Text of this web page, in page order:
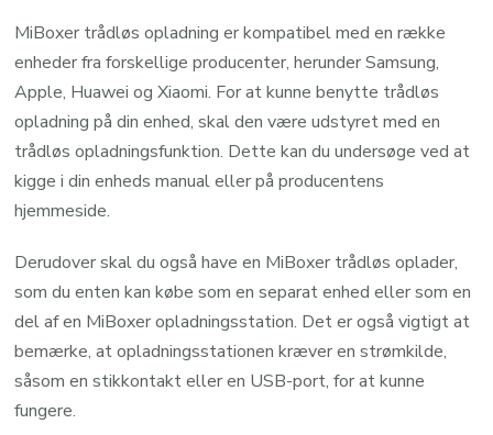
MiBoxer trådløs opladning er kompatibel med en række
enheder fra forskellige producenter, herunder Samsung,
Apple, Huawei og Xiaomi. For at kunne benytte trådløs
opladning på din enhed, skal den være udstyret med en
trådløs opladningsfunktion. Dette kan du undersøge ved at
kigge i din enheds manual eller på producentens
hjemmeside.
Derudover skal du også have en MiBoxer trådløs oplader,
som du enten kan købe som en separat enhed eller som en
del af en MiBoxer opladningsstation. Det er også vigtigt at
bemærke, at opladningsstationen kræver en strømkilde,
såsom en stikkontakt eller en USB-port, for at kunne
fungere.